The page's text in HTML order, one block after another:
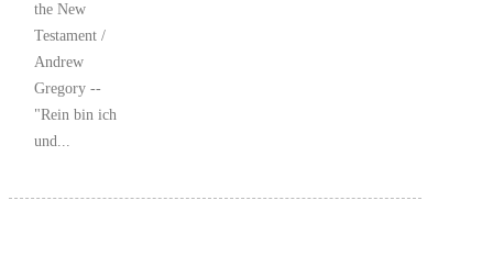
the New
Testament /
Andrew
Gregory --
"Rein bin ich
und...